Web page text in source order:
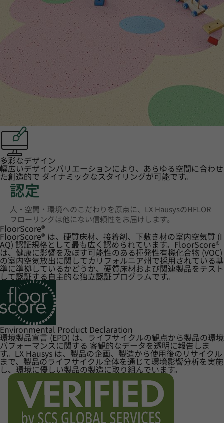
多彩なデザイン
幅広いデザインバリエーションにより、あらゆる空間に合わせ
た創造的で ダイナミックなスタイリングが可能です。
認定
人・空間・環境へのこだわりを原点に、LX HausysのHFLOR
フローリングは他にない信頼性をお届けします。
FloorScore®
FloorScore® は、硬質床材、接着剤、下敷き材の室内空気質 (I
AQ) 認証規格として最も広く認められています。FloorScore®
は、健康に影響を及ぼす可能性のある揮発性有機化合物 (VOC)
の室内空気放出に関してカリフォルニア州で採用されている基
準に準拠しているかどうか、硬質床材および関連製品をテスト
して認証する自主的な独立認証プログラムです。
Environmental Product Declaration
環境製品宣言 (EPD) は、ライフサイクルの観点から製品の環境
パフォーマンスに関する 客観的なデータを透明に報告しま
す。LX Hausys は、製品の企画、製造から使用後のリサイクル
まで、製品のライフサイクル全体を通じて環境影響分析を実施
し、環境に優しい製品の製造に取り組んでいます。